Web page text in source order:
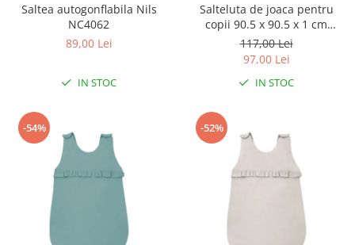
Saltea autogonflabila Nils
NC4062
89,00 Lei
IN STOC
Salteluta de joaca pentru
copii 90.5 x 90.5 x 1 cm
ECOEVA021 - Orasel
117,00 Lei
97,00 Lei
IN STOC
-54% -52%